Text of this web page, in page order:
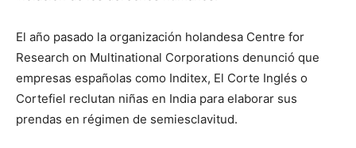
El año pasado la organización holandesa Centre for
Research on Multinational Corporations denunció que
empresas españolas como Inditex, El Corte Inglés o
Cortefiel reclutan niñas en India para elaborar sus
prendas en régimen de semiesclavitud.